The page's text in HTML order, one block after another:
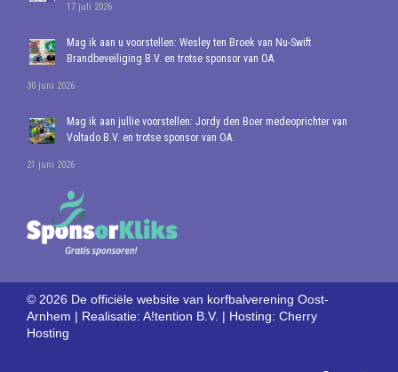
17 juli 2026
Mag ik aan u voorstellen: Wesley ten Broek van Nu-Swift
Brandbeveiliging B.V. en trotse sponsor van OA.
30 juni 2026
Mag ik aan jullie voorstellen: Jordy den Boer medeoprichter van
Voltado B.V. en trotse sponsor van OA.
21 juni 2026
© 2026 De officiële website van korfbalverening Oost-
Arnhem | Realisatie: A!tention B.V. | Hosting: Cherry
Hosting